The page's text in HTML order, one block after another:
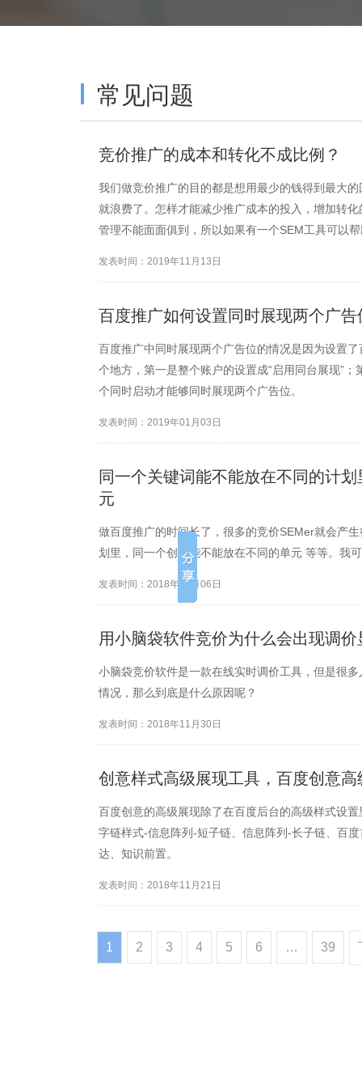
常见问题
竞价推广的成本和转化不成比例？
我们做竞价推广的目的都是想用最少的钱得到最大
就浪费了。怎样才能减少推广成本的投入，增加转
管理不能面面俱到，所以如果有一个SEM工具可以
发表时间：2019年11月13日
百度推广如何设置同时展现两个广告
百度推广中同时展现两个广告位的情况是因为设置
个地方，第一是整个账户的设置成“启用同台展现”
个同时启动才能够同时展现两个广告位。
发表时间：2019年01月03日
同一个关键词能不能放在不同的计
元
做百度推广的时间长了，很多的竞价SEMer就会产
划里，同一个创意能不能放在不同的单元 等等。我
发表时间：2018年12月06日
用小脑袋软件竞价为什么会出现调价
小脑袋竞价软件是一款在线实时调价工具，但是很
情况，那么到底是什么原因呢？
发表时间：2018年11月30日
创意样式高级展现工具，百度创意高
百度创意的高级展现除了在百度后台的高级样式设
字链样式-信息阵列-短子链、信息阵列-长子链、百
达、知识前置。
发表时间：2018年11月21日
1 2 3 4 5 6 … 39